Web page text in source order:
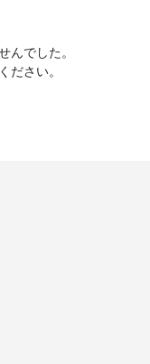
んでした。
ださい。